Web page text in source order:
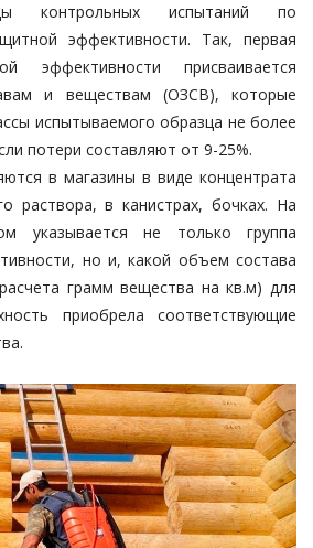
контрольных испытаний по
эффективности. Так, первая
эффективности присваивается
и веществам (ОЗСВ), которые
испытываемого образца не более
потери составляют от 9-25%.
в магазины в виде концентрата
раствора, в канистрах, бочках. На
указывается не только группа
но и, какой объем состава
грамм вещества на кв.м) для
приобрела соответствующие